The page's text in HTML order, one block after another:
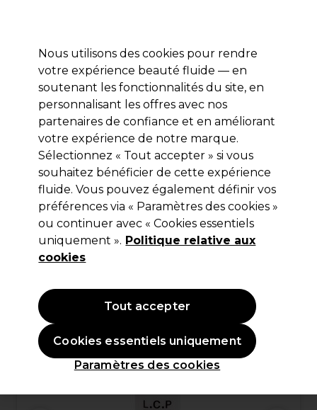
Se connecter
Marques Bons plans Coiffure Electro et Matériel
Livraison et délais
lire la suite
L.C.P Professionnel Paris
L.C.P Professionnel Paris Peeling
anti-âge et anti-taches [AHA 30%]
(0)
40,70 €Hors TVA
Nous utilisons des cookies pour rendre
votre expérience beauté fluide — en
soutenant les fonctionnalités du site, en
personnalisant les offres avec nos
partenaires de confiance et en améliorant
votre expérience de notre marque.
Sélectionnez « Tout accepter » si vous
souhaitez bénéficier de cette expérience
fluide. Vous pouvez également définir vos
préférences via « Paramètres des cookies »
ou continuer avec « Cookies essentiels
uniquement ». Politique relative aux
cookies
Paramètres des cookies
Cookies essentiels uniquement
Tout accepter